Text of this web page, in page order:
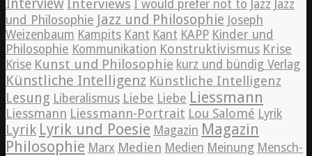
Interview Interviews I would prefer not to Jazz Jazz
und Philosophie Jazz und Philosophie Joseph
Weizenbaum Kampits Kant Kant KAPP Kinder und
Philosophie Kommunikation Konstruktivismus Krise
Krise Kunst und Philosophie kurz und bündig Verlag
Künstliche Intelligenz Künstliche Intelligenz
Lesung Liberalismus Liebe Liebe Liessmann
Liessmann Liessmann-Portrait Lou Salomé Lyrik
Lyrik Lyrik und Poesie Magazin Magazin
Philosophie Marx Medien Medien Meinung Mensch-